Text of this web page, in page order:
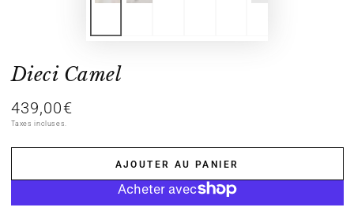
Dieci Camel
Prix
normal
439,00€
Taxes incluses.
AJOUTER AU PANIER